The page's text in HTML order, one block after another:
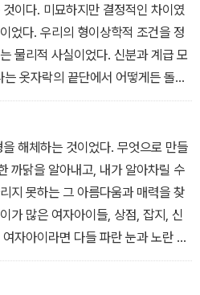
이다. 미묘하지만 결정적인 차이였
었다. 우리의 형이상학적 조건을 정
물리적 사실이었다. 신분과 계급 모
옷자락의 끝단에서 어떻게든 돌아
쳐 버티려 기를 쓰거나 혼자서 옷의
거렸다.
해체하는 것이었다. 무엇으로 만들
까닭을 알아내고, 내가 알아차릴 수
지 못하는 그 아름다움과 매력을 찾
가 많은 여자아이들, 상점, 잡지, 신
자아이라면 다들 파란 눈과 노란 머
여긴다는 데 합의한 듯했다. “여기,
격이 된다면’ 가질 수 있겠지.” 그렇